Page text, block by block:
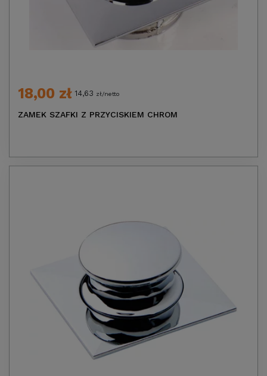
18,00 zł 14,63 zł/netto
ZAMEK SZAFKI Z PRZYCISKIEM CHROM